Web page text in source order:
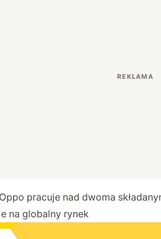
Oppo pracuje nad dwoma
na globalny rynek